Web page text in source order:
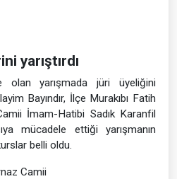
yarıştırdı
olan yarışmada jüri üyeliğini
Bayındır, İlçe Murakıbı Fatih
İmam-Hatibi Sadık Karanfil
mücadele ettiği yarışmanın
belli oldu.
Camii